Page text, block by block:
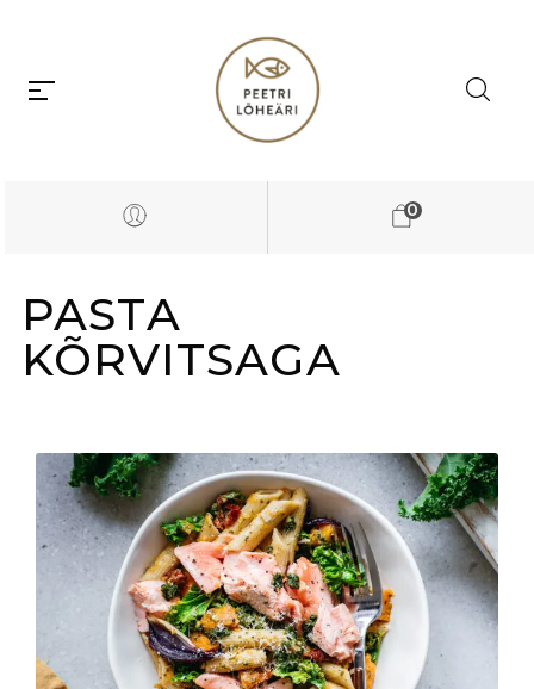
0
PASTA
KÕRVITSAGA